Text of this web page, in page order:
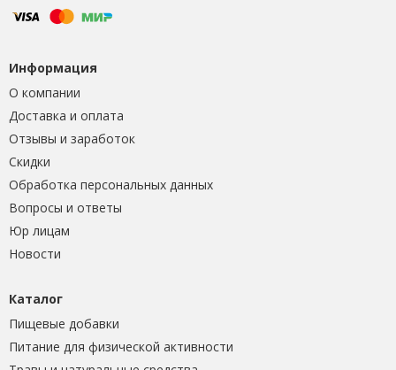
Информация
О компании
Доставка и оплата
Отзывы и заработок
Скидки
Обработка персональных данных
Вопросы и ответы
Юр лицам
Новости
Каталог
Пищевые добавки
Питание для физической активности